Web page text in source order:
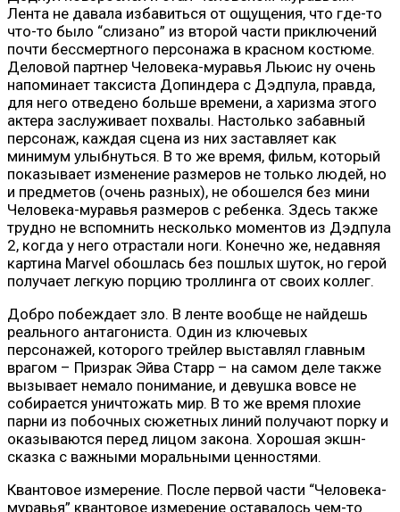
Лента не давала избавиться от ощущения, что где-то
что-то было “слизано” из второй части приключений
почти бессмертного персонажа в красном костюме.
Деловой партнер Человека-муравья Льюис ну очень
напоминает таксиста Допиндера с Дэдпула, правда,
для него отведено больше времени, а харизма этого
актера заслуживает похвалы. Настолько забавный
персонаж, каждая сцена из них заставляет как
минимум улыбнуться. В то же время, фильм, который
показывает изменение размеров не только людей, но
и предметов (очень разных), не обошелся без мини
Человека-муравья размеров с ребенка. Здесь также
трудно не вспомнить несколько моментов из Дэдпула
2, когда у него отрастали ноги. Конечно же, недавняя
картина Marvel обошлась без пошлых шуток, но герой
получает легкую порцию троллинга от своих коллег.
Добро побеждает зло. В ленте вообще не найдешь
реального антагониста. Один из ключевых
персонажей, которого трейлер выставлял главным
врагом – Призрак Эйва Старр – на самом деле также
вызывает немало понимание, и девушка вовсе не
собирается уничтожать мир. В то же время плохие
парни из побочных сюжетных линий получают порку и
оказываются перед лицом закона. Хорошая экшн-
сказка с важными моральными ценностями.
Квантовое измерение. После первой части “Человека-
муравья” квантовое измерение оставалось чем-то